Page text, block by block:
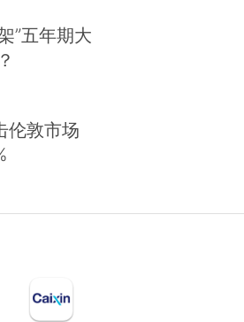
”五年期大
伦敦市场